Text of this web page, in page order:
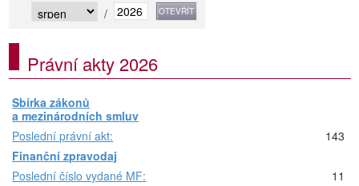
/
Právní akty 2026
Sbírka zákonů
a mezinárodních smluv
Poslední právní akt:
143
Finanční zpravodaj
Poslední číslo vydané MF:
11